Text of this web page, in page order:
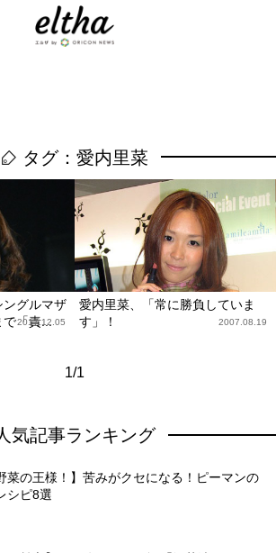
タグ：愛内里菜
ングルマザ
「責...
2017.12.05
愛内里菜、「常に勝負していま
す」！
2007.08.19
1/1
気記事ランキング
菜の王様！】苦みがクセになる！ピーマンの
シピ8選